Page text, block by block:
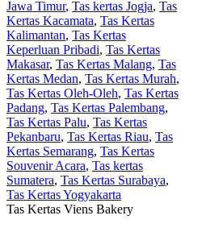
Jawa Timur, Tas kertas Jogja, Tas
Kertas Kacamata, Tas Kertas
Kalimantan, Tas Kertas
Keperluan Pribadi, Tas Kertas
Makasar, Tas Kertas Malang, Tas
Kertas Medan, Tas Kertas Murah,
Tas Kertas Oleh-Oleh, Tas Kertas
Padang, Tas Kertas Palembang,
Tas Kertas Palu, Tas Kertas
Pekanbaru, Tas Kertas Riau, Tas
Kertas Semarang, Tas Kertas
Souvenir Acara, Tas kertas
Sumatera, Tas Kertas Surabaya,
Tas Kertas Yogyakarta
Tas Kertas Viens Bakery